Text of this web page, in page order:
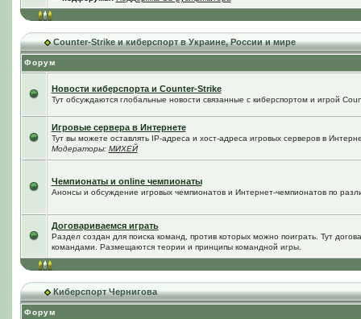
Counter-Strike и киберспорт в Украине, России и мире
Форум
Новости киберспорта и Counter-Strike
Тут обсуждаются глобальные новости связанные с киберспортом и игрой
Игровые сервера в Интернете
Тут вы можете оставлять IP-адреса и хост-адреса игровых серверов в
Модераторы: МИХЕЙ
Чемпионаты и online чемпионаты
Анонсы и обсуждение игровых чемпионатов и Интернет-чемпионатов по
Договариваемся играть
Раздел создан для поиска команд, против которых можно поиграть. Тут
командами. Размещаются теории и принципы командной игры.
Киберспорт Чернигова
Форум